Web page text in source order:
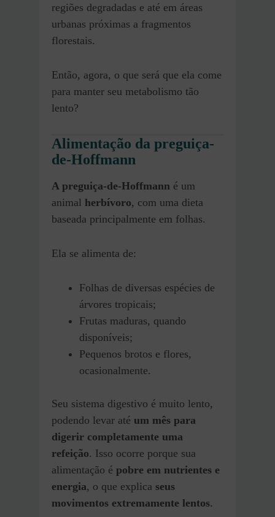
regiões degradadas e até em áreas
urbanas próximas a fragmentos
florestais.
Então, agora, o que será que ela come
para manter seu metabolismo tão
lento?
Alimentação da preguiça-
de-Hoffmann
A preguiça-de-Hoffmann é um
animal herbívoro, com uma dieta
baseada principalmente em folhas.
Ela se alimenta de:
Folhas de diversas espécies de
árvores tropicais;
Frutas maduras, quando
disponíveis;
Pequenos brotos e flores,
ocasionalmente.
Seu sistema digestivo é muito lento,
podendo levar até um mês para
digerir completamente uma
refeição. Isso ocorre porque sua
alimentação é pobre em nutrientes e
energia, o que explica seus
movimentos extremamente lentos.